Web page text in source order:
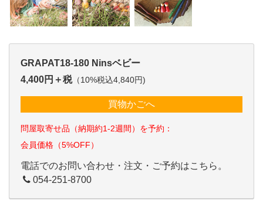
GRAPAT18-180 Ninsベビー
4,400円＋税（10%税込4,840円)
買物かごへ
問屋取寄せ品（納期約1-2週間）を予約：
会員価格（5%OFF）
電話でのお問い合わせ・注文・ご予約はこちら。
054-251-8700